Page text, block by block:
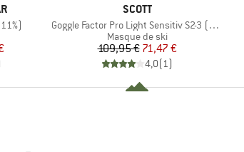
MARQUE
SCOTT
Article
Goggle Factor Pro Light Sensitiv S2-3 (VLT 33-14%)
Product group
Masque de ski
Prix
109,95 €Prix réduit
71,47 €
4,0(1)